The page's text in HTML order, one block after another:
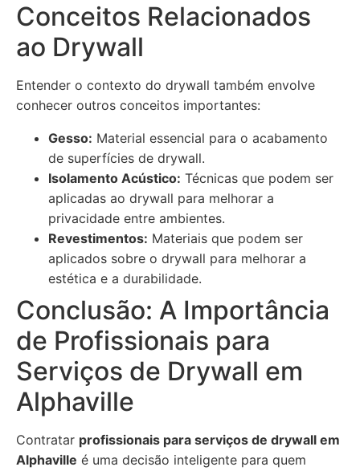
Conceitos Relacionados
ao Drywall
Entender o contexto do drywall também envolve
conhecer outros conceitos importantes:
Gesso: Material essencial para o acabamento
de superfícies de drywall.
Isolamento Acústico: Técnicas que podem ser
aplicadas ao drywall para melhorar a
privacidade entre ambientes.
Revestimentos: Materiais que podem ser
aplicados sobre o drywall para melhorar a
estética e a durabilidade.
Conclusão: A Importância
de Profissionais para
Serviços de Drywall em
Alphaville
Contratar profissionais para serviços de drywall em
Alphaville é uma decisão inteligente para quem